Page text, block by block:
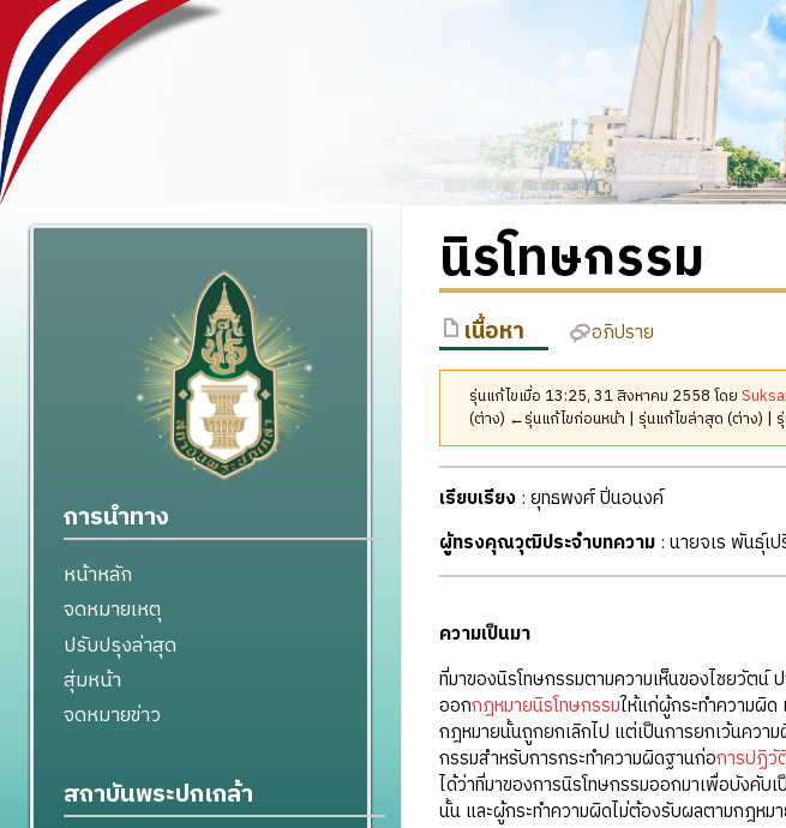
นิรโทษกรรม
เนื้อหา อภิปราย
รุ่นแก้ไขเมื่อ 13:25, 31 สิงหาคม 2558 โดย
(ต่าง) ←รุ่นแก้ไขก่อนหน้า | รุ่นแก้ไขล่าสุด (ต่าง) |
เรียบเรียง: ยุทธพงศ์ ปิ่นอนงค์
ผู้ทรงคุณวุฒิประจำบทความ: นายจเร พันธุ์เป
ความเป็นมา
ที่มาของนิรโทษกรรมตามความเห็นของไชยวัตน์
ออกกฎหมายนิรโทษกรรมให้แก่ผู้กระทำความผิ
กฎหมายนั้นถูกยกเลิกไป แต่เป็นการยกเว้นควา
กรรมสำหรับการกระทำความผิดฐานก่อการปฏิวั
ได้ว่าที่มาของการนิรโทษกรรมออกมาเพื่อบังคับ
นั้น และผู้กระทำความผิดไม่ต้องรับผลตามกฎหม
การนำทาง
หน้าหลัก
จดหมายเหตุ
ปรับปรุงล่าสุด
สุ่มหน้า
จดหมายข่าว
สถาบันพระปกเกล้า